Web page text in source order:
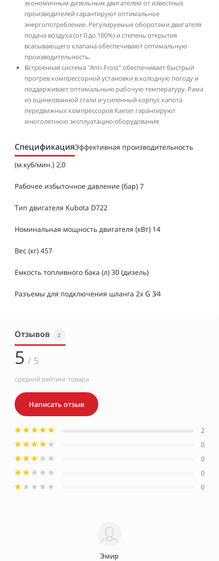
экономичным дизельным двигателем от известных
производителей гарантируют оптимальное
энергопотребление. Регулируемые оборотами двигателя
подача воздуха (от 0 до 100%) и степень открытия
всасывающего клапана обеспечивают оптимальную
производительность.
Встроенная система "Anti-Frost" обеспечивает быстрый
прогрев компрессорной установки в холодную погоду и
поддерживает оптимальныю рабочую температуру. Рама
из оцинкованной стали и усиленный корпус капота
передвижных компрессоров Kaeser гарантируют
многолетнюю эксплуатацию оборудования
СпецификацияЭффективная производительность
(м.куб/мин.) 2,0
Рабочее избыточное давление (бар) 7
Тип двигателя Kubota D722
Номинальная мощность двигателя (кВт) 14
Вес (кг) 457
Емкость топливного бака (л) 30 (дизель)
Разъемы для подключения шланга 2х G 3⁄4
Отзывов 2
5 / 5
средний рейтинг товара
Написать отзыв
2
0
0
0
0
Эмир